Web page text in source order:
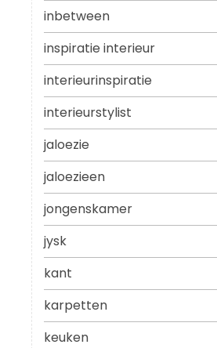
inbetween
inspiratie interieur
interieurinspiratie
interieurstylist
jaloezie
jaloezieen
jongenskamer
jysk
kant
karpetten
keuken